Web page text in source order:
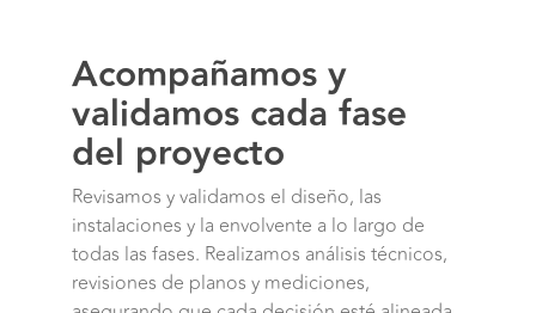
Acompañamos y
validamos cada fase
del proyecto
Revisamos y validamos el diseño, las
instalaciones y la envolvente a lo largo de
todas las fases. Realizamos análisis técnicos,
revisiones de planos y mediciones,